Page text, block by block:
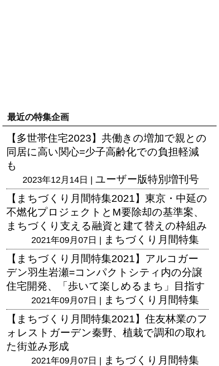
最近の特集企画
【多世帯住宅2023】共働きの増加で親との
同居に高い関心=少子高齢化での負担軽減
も
2023年12月14日 | ユーザー版特別増刊号
【まちづくり月間特集2021】東京・中延の
不燃化プロジェクトとM要除却の基準案、
まちづくり支える融資と建て替えの枠組み
2021年09月07日 | まちづくり月間特集
【まちづくり月間特集2021】アルコガー
デン羽生岩瀬=コンパクトシティ内の分譲
住宅開発、「歩いて楽しめるまち」目指す
2021年09月07日 | まちづくり月間特集
【まちづくり月間特集2021】住友林業のフ
ォレストガーデン秦野、植栽で調和の取れ
た街並み形成
2021年09月07日 | まちづくり月間特集